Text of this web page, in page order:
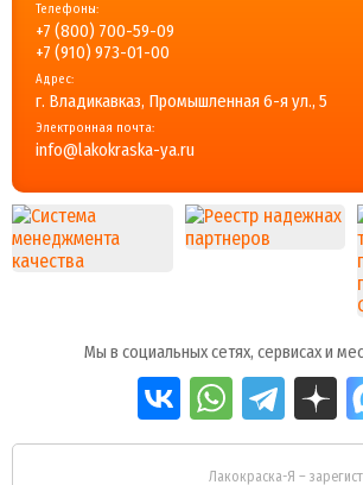
Телефоны:
+7 (800) 700-59-09
+7 (910) 973-01-00
Адрес:
г. Владикавказ, Промышленная 6-я ул., 5
Электронная почта:
info@lakokraska-ya.ru
Мы в социальных сетях, сервисах и
Лакокраска-Я –